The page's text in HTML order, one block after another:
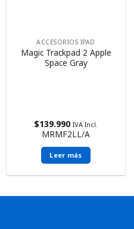
ACCESORIOS IPAD
Magic Trackpad 2 Apple
Space Gray
$139.990 IVA Incl.
MRMF2LL/A
Leer más